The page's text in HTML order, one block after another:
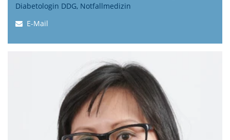
Diabetologin DDG, Notfallmedizin
E-Mail